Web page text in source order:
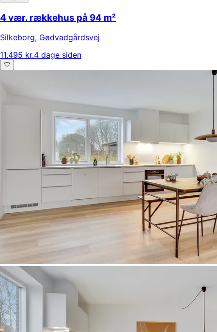
4 vær. rækkehus på 94 m²
Silkeborg, Gødvadgårdsvej
11.495 kr.4 dage siden